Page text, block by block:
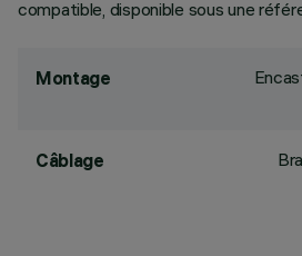
compatible, disponible sous une
Montage
Câblage